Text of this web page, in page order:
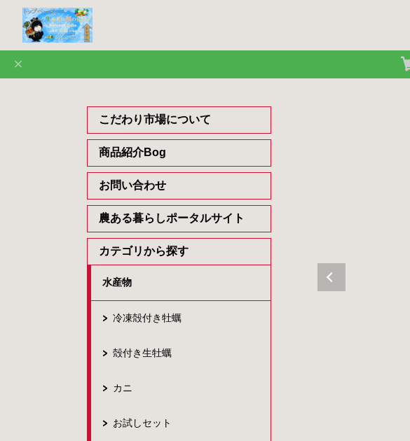
こだわり市場について
商品紹介Bog
お問い合わせ
農ある暮らしポータルサイト
カテゴリから探す
水産物
冷凍殻付き牡蠣
殻付き生牡蠣
カニ
お試しセット